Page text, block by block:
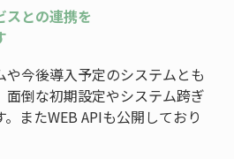
スとの連携を
今後導入予定のシステムとも
面倒な初期設定やシステム跨ぎ
またWEB APIも公開しており